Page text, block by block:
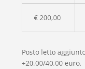
€ 200,00
Posto letto
+20,00/40,00